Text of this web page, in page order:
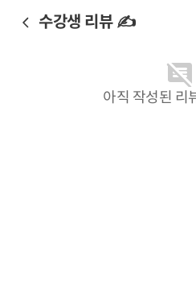
수강생 리뷰 ✍️
아직 작성된 리